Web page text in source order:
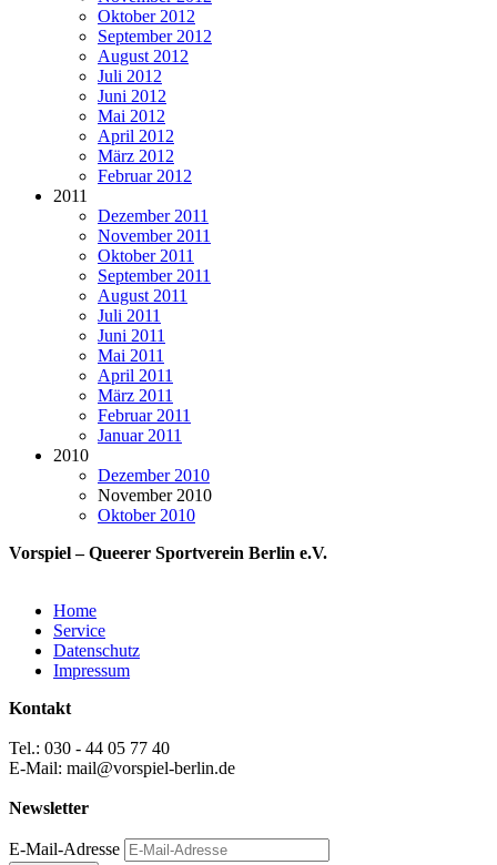
Oktober 2012
September 2012
August 2012
Juli 2012
Juni 2012
Mai 2012
April 2012
März 2012
Februar 2012
2011
Dezember 2011
November 2011
Oktober 2011
September 2011
August 2011
Juli 2011
Juni 2011
Mai 2011
April 2011
März 2011
Februar 2011
Januar 2011
2010
Dezember 2010
November 2010
Oktober 2010
Vorspiel – Queerer Sportverein Berlin e.V.
Home
Service
Datenschutz
Impressum
Kontakt
Tel.: 030 - 44 05 77 40
E-Mail: mail@vorspiel-berlin.de
Newsletter
E-Mail-Adresse